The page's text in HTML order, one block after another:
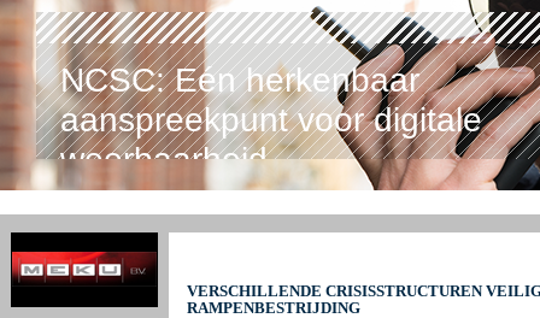
NCSC: Eén herkenbaar
aanspreekpunt voor digitale
weerbaarheid
VERSCHILLENDE CRISISSTRUCTUREN
RAMPENBESTRIJDING